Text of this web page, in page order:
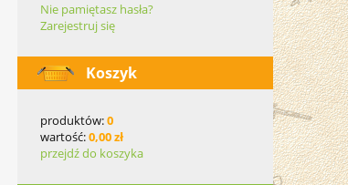
Nie pamiętasz hasła?
Zarejestruj się
Koszyk
produktów:0
wartość:0,00 zł
przejdź do koszyka